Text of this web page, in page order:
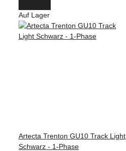
Auf Lager
Artecta Trenton GU10 Track Light
Schwarz - 1-Phase